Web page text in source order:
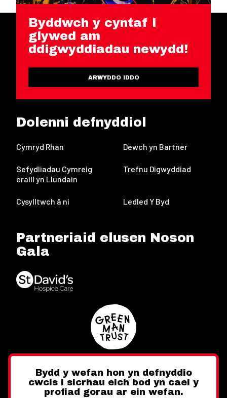
Byddwch y cyntaf i
glywed am
ddigwyddiadau newydd!
ARWYDDO IDDO
Dolenni defnyddiol
Cymryd Rhan Dewch yn Bartner
Sefydliadau Cymreig
eraill yn Llundain
Trefnu Digwyddiad
Cysylltwch â ni Ledled Y Byd
Partneriaid elusen Noson
Gala
Twitter FacebookInstagram
Bydd y wefan hon yn defnyddio
cwcis i sicrhau eich bod yn cael y
profiad gorau ar ein wefan.